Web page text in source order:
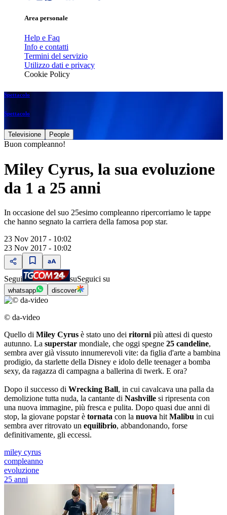
Area personale
Help e Faq
Info e contatti
Termini del servizio
Utilizzo dati e privacy
Cookie Policy
Spettacolo
Spettacolo
Televisione People
Buon compleanno!
Miley Cyrus, la sua evoluzione
da 1 a 25 anni
In occasione del suo 25esimo compleanno ripercorriamo le tappe
che hanno segnato la carriera della famosa pop star.
23 Nov 2017 - 10:02
23 Nov 2017 - 10:02
Segui suSeguici su
whatsapp discover
© da-video
Quello di Miley Cyrus è stato uno dei ritorni più attesi di questo
autunno. La superstar mondiale, che oggi spegne 25 candeline,
sembra aver già vissuto innumerevoli vite: da figlia d'arte a bambina
prodigio, da starlette della Disney e idolo delle teenager a bomba
sexy, da ragazza di campagna a ballerina di twerk. E ora?
Dopo il successo di Wrecking Ball, in cui cavalcava una palla da
demolizione tutta nuda, la cantante di Nashville si ripresenta con
una nuova immagine, più fresca e pulita. Dopo quasi due anni di
stop, la giovane popstar è tornata con la nuova hit Malibu in cui
sembra aver ritrovato un equilibrio, abbandonando, forse
definitivamente, gli eccessi.
miley cyrus
compleanno
evoluzione
25 anni